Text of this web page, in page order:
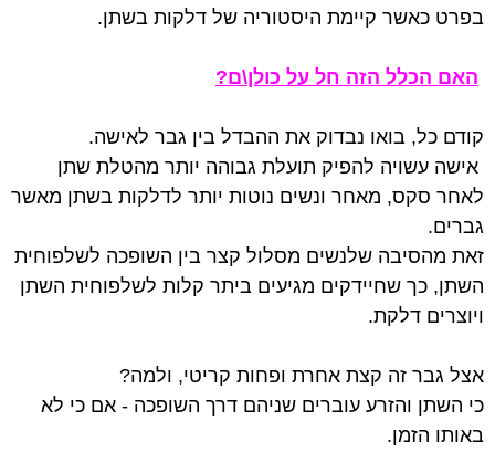
בפרט כאשר קיימת היסטוריה של דלקות בשתן.
האם הכלל הזה חל על כולן\ם?
קודם כל, בואו נבדוק את ההבדל בין גבר לאישה.
אישה עשויה להפיק תועלת גבוהה יותר מהטלת שתן
לאחר סקס, מאחר ונשים נוטות יותר לדלקות בשתן מאשר
גברים.
זאת מהסיבה שלנשים מסלול קצר בין השופכה לשלפוחית
השתן, כך שחיידקים מגיעים ביתר קלות לשלפוחית השתן
ויוצרים דלקת.
אצל גבר זה קצת אחרת ופחות קריטי, ולמה?
כי השתן והזרע עוברים שניהם דרך השופכה - אם כי לא
באותו הזמן.